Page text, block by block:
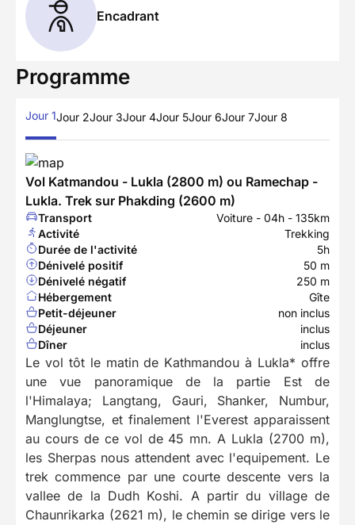
Encadrant
Programme
Jour 1Jour 2Jour 3Jour 4Jour 5Jour 6Jour 7Jour 8
Vol Katmandou - Lukla (2800 m) ou Ramechap -
Lukla. Trek sur Phakding (2600 m)
Transport
Voiture - 04h - 135km
Activité
Trekking
Durée de l'activité
5h
Dénivelé positif
50 m
Dénivelé négatif
250 m
Hébergement
Gîte
Petit-déjeuner
non inclus
Déjeuner
inclus
Dîner
inclus
Le vol tôt le matin de Kathmandou à Lukla* offre
une vue panoramique de la partie Est de
l'Himalaya; Langtang, Gauri, Shanker, Numbur,
Manglungtse, et finalement l'Everest apparaissent
au cours de ce vol de 45 mn. A Lukla (2700 m),
les Sherpas nous attendent avec l'equipement. Le
trek commence par une courte descente vers la
vallee de la Dudh Koshi. A partir du village de
Chaunrikarka (2621 m), le chemin se dirige vers le